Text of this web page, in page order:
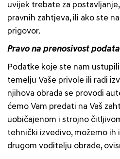
uvijek trebate za
pravnih zahtjeva, ili ako ste
prigovor.
Pravo na prenosivost
Podatke koje ste nam
temelju Vaše privole ili radi
njihova obrada se provodi
ćemo Vam predati na Vaš
uobičajenom i strojno
tehnički izvedivo, možemo
drugom voditelju obrade,